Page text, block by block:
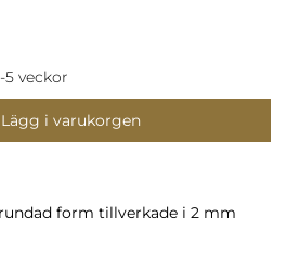
veckor
Lägg i varukorgen
form tillverkade i 2 mm